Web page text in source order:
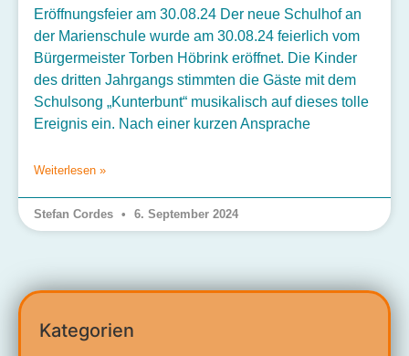
Eröffnungsfeier am 30.08.24 Der neue Schulhof an
der Marienschule wurde am 30.08.24 feierlich vom
Bürgermeister Torben Höbrink eröffnet. Die Kinder
des dritten Jahrgangs stimmten die Gäste mit dem
Schulsong „Kunterbunt“ musikalisch auf dieses tolle
Ereignis ein. Nach einer kurzen Ansprache
Weiterlesen »
Stefan Cordes 6. September 2024
Kategorien